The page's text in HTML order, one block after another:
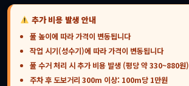
추가 비용 발생 안내
풀 높이에 따라 가격이 변동됩니다
작업 시기(성수기)에 따라 가격이 변동됩니다
풀 수거 처리 시 추가 비용 발생 (평당 약 330~880원)
주차 후 도보거리 300m 이상: 100m당 1만원